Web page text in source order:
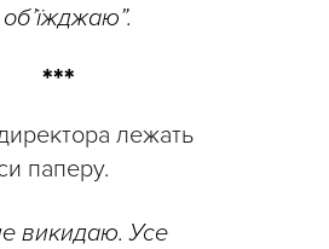
***
лежать
паперу.
викидаю. Усе